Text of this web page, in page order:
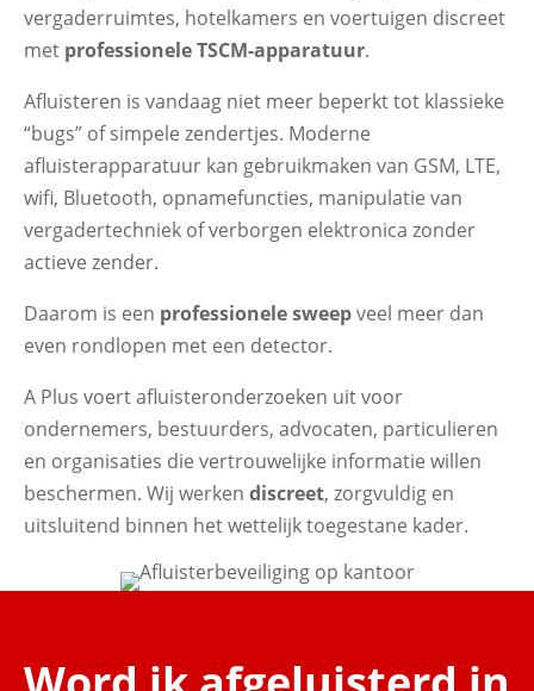
vergaderruimtes, hotelkamers en voertuigen discreet
met professionele TSCM-apparatuur.
Afluisteren is vandaag niet meer beperkt tot klassieke
“bugs” of simpele zendertjes. Moderne
afluisterapparatuur kan gebruikmaken van GSM, LTE,
wifi, Bluetooth, opnamefuncties, manipulatie van
vergadertechniek of verborgen elektronica zonder
actieve zender.
Daarom is een professionele sweepveel meer dan
even rondlopen met een detector.
A Plus voert afluisteronderzoeken uit voor
ondernemers, bestuurders, advocaten, particulieren
en organisaties die vertrouwelijke informatie willen
beschermen. Wij werken discreet, zorgvuldig en
uitsluitend binnen het wettelijk toegestane kader.